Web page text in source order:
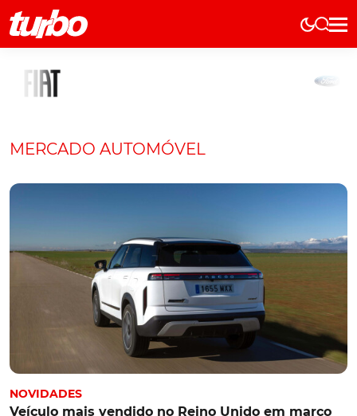
Elétricos
Testes
História
Comerciais
Curiosidades
MERCADO AUTOMÓVEL
NOVIDADES
Veículo mais vendido no Reino Unido em março